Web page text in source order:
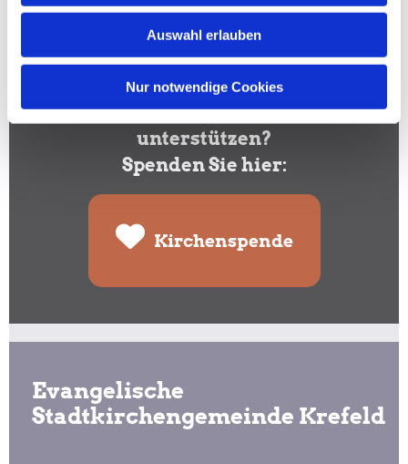
Auswahl erlauben
Nur notwendige Cookies
Sie wollen Ihre Gemeinde
unterstützen?
Spenden Sie hier:
Kirchenspende
Evangelische
Stadtkirchengemeinde Krefeld